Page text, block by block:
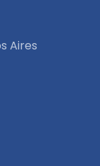
Aires